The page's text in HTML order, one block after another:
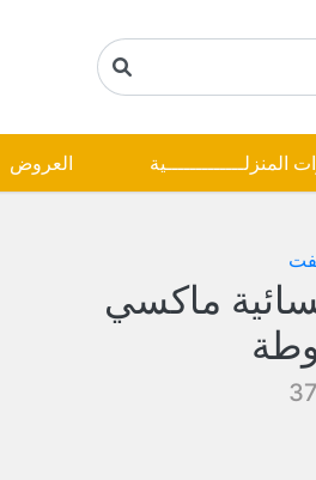
المنزلـــــــــــــية العروض
ماكسي